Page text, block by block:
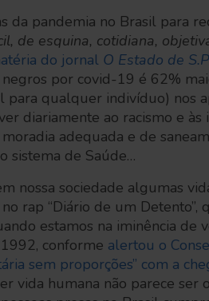
da pandemia no Brasil para
de esquina, cotidiana,
do jornal O Estado de
por covid-19 é 62%
para qualquer indivíduo) nos
diariamente ao racismo e às
adequada e de
sistema de Saúde…
nossa sociedade algumas
rap “Diário de um Detento”,
estamos na iminência
conforme alertou o
sem proporções” com a
vida humana não parece ser